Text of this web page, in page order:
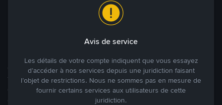
Modes de paiement flexibles
monde, Binance P2P fournit une plateforme sécurisée pour la
réalisation de trades en cryptomonnaies dans plus de 800 modes
de paiement et plus de 100 monnaies fiat. Les utilisateurs peuvent
facilement acheter, vendre et trader des cryptomonnaies
directement avec d’autres utilisateurs, tout en définissant leurs prix
et leurs modes de paiement préférés sur une Marketplace de
Avis de service
Les détails de votre compte indiquent que vous essayez
d’accéder à nos services depuis une juridiction faisant
l’objet de restrictions. Nous ne sommes pas en mesure de
fournir certains services aux utilisateurs de cette
juridiction.